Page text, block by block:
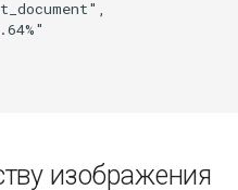
изображения